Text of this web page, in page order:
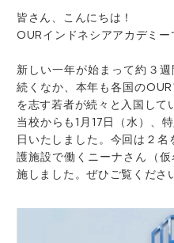
皆さん、こんにちは！
OURインドネシアアカデミー
新しい一年が始まって約３
続くなか、本年も各国の
を志す若者が続々と入国して
当校からも1月17日（水）、
日いたしました。今回は２名
護施設で働くニーナさん（
施しました。ぜひご覧くださ